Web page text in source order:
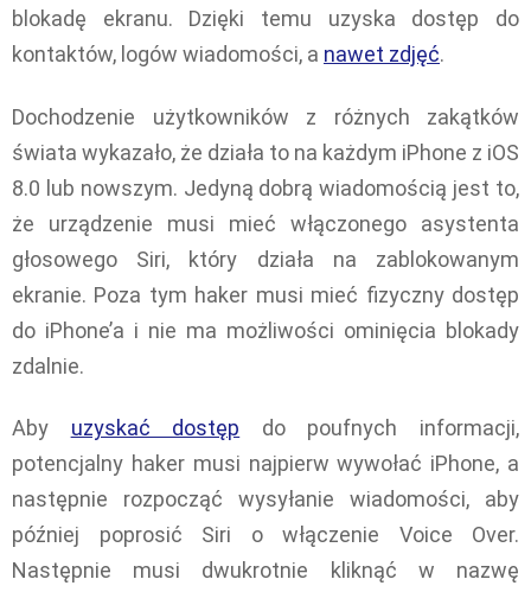
blokadę ekranu. Dzięki temu uzyska dostęp do
kontaktów, logów wiadomości, a nawet zdjęć.
Dochodzenie użytkowników z różnych zakątków
świata wykazało, że działa to na każdym iPhone z iOS
8.0 lub nowszym. Jedyną dobrą wiadomością jest to,
że urządzenie musi mieć włączonego asystenta
głosowego Siri, który działa na zablokowanym
ekranie. Poza tym haker musi mieć fizyczny dostęp
do iPhone’a i nie ma możliwości ominięcia blokady
zdalnie.
Aby uzyskać dostęp do poufnych informacji,
potencjalny haker musi najpierw wywołać iPhone, a
następnie rozpocząć wysyłanie wiadomości, aby
później poprosić Siri o włączenie Voice Over.
Następnie musi dwukrotnie kliknąć w nazwę